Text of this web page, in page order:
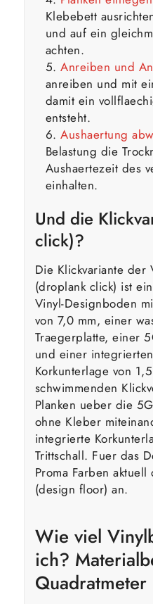
Klebebett
und auf ein
achten.
Anreiben und
anreiben und mit
damit ein
entsteht.
Aushaertung
Belastung die
Aushaertezeit des
einhalten.
Und die
click)?
Die Klickvariante der
(droplank click) ist
Vinyl-Designboden
von 7,0 mm, einer
Traegerplatte, einer
und einer
Korkunterlage von
schwimmenden
Planken ueber die
ohne Kleber
integrierte
Trittschall. Fuer das
Proma Farben
(design floor) an.
Wie viel
ich?
Quadratmeter